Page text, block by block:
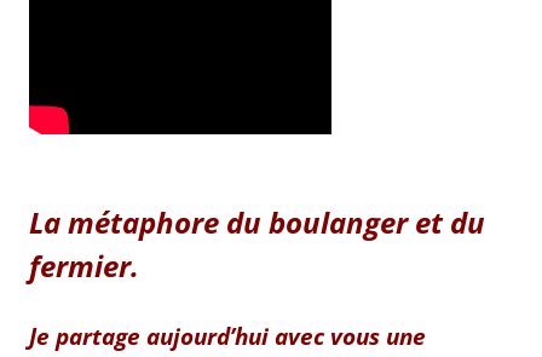
La métaphore du boulanger et du
fermier.
Je partage aujourd’hui avec vous une